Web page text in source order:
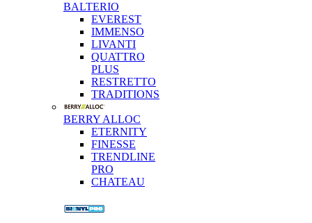
BALTERIO
EVEREST
IMMENSO
LIVANTI
QUATTRO
PLUS
RESTRETTO
TRADITIONS
BERRY ALLOC
ETERNITY
FINESSE
TRENDLINE
PRO
CHATEAU